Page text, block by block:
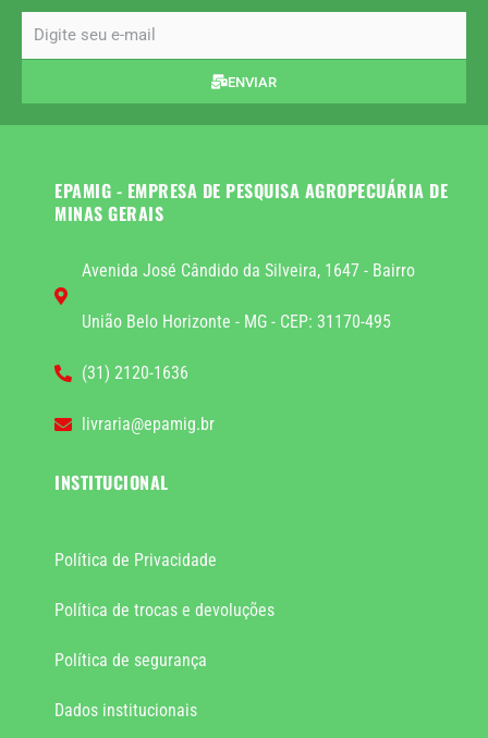
ENVIAR
EPAMIG - EMPRESA DE PESQUISA AGROPECUÁRIA DE
MINAS GERAIS
Avenida José Cândido da Silveira, 1647 - Bairro
União Belo Horizonte - MG - CEP: 31170-495
(31) 2120-1636
livraria@epamig.br
INSTITUCIONAL
Política de Privacidade
Política de trocas e devoluções
Política de segurança
Dados institucionais